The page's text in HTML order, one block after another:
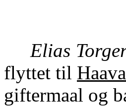
Elias
flyttet til
giftermaal og